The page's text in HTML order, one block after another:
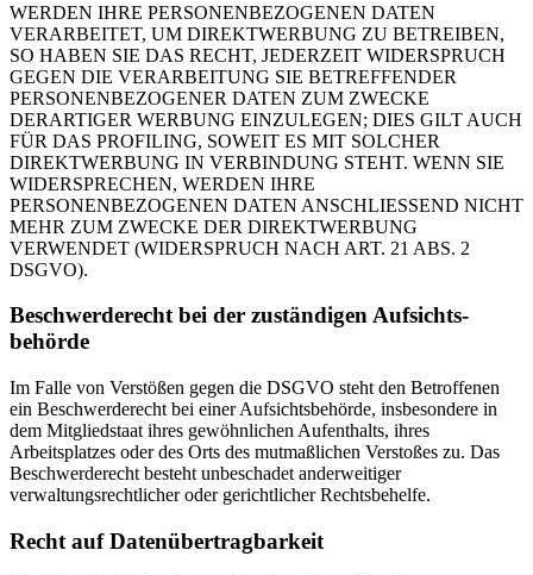
WERDEN IHRE PERSONENBEZOGENEN DATEN
VERARBEITET, UM DIREKTWERBUNG ZU BETREIBEN,
SO HABEN SIE DAS RECHT, JEDERZEIT WIDERSPRUCH
GEGEN DIE VERARBEITUNG SIE BETREFFENDER
PERSONENBEZOGENER DATEN ZUM ZWECKE
DERARTIGER WERBUNG EINZULEGEN; DIES GILT AUCH
FÜR DAS PROFILING, SOWEIT ES MIT SOLCHER
DIREKTWERBUNG IN VERBINDUNG STEHT. WENN SIE
WIDERSPRECHEN, WERDEN IHRE
PERSONENBEZOGENEN DATEN ANSCHLIESSEND NICHT
MEHR ZUM ZWECKE DER DIREKTWERBUNG
VERWENDET (WIDERSPRUCH NACH ART. 21 ABS. 2
DSGVO).
Beschwerde­recht bei der zuständigen Aufsichts­
behörde
Im Falle von Verstößen gegen die DSGVO steht den Betroffenen
ein Beschwerderecht bei einer Aufsichtsbehörde, insbesondere in
dem Mitgliedstaat ihres gewöhnlichen Aufenthalts, ihres
Arbeitsplatzes oder des Orts des mutmaßlichen Verstoßes zu. Das
Beschwerderecht besteht unbeschadet anderweitiger
verwaltungsrechtlicher oder gerichtlicher Rechtsbehelfe.
Recht auf Daten­übertrag­barkeit